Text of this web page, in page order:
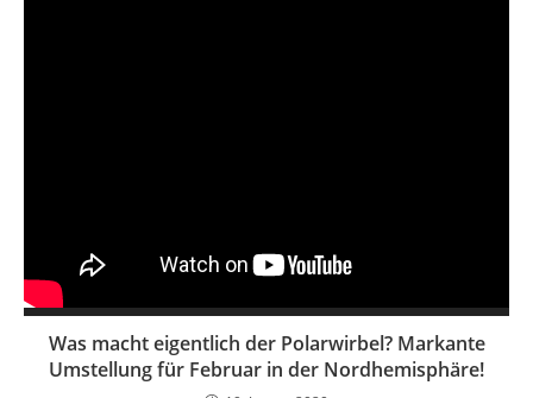
Was macht eigentlich der Polarwirbel? Markante
Umstellung für Februar in der Nordhemisphäre!